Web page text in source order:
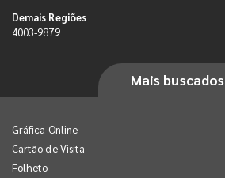
Demais Regiões
4003-9879
Mais buscados
Gráfica Online
Cartão de Visita
Folheto